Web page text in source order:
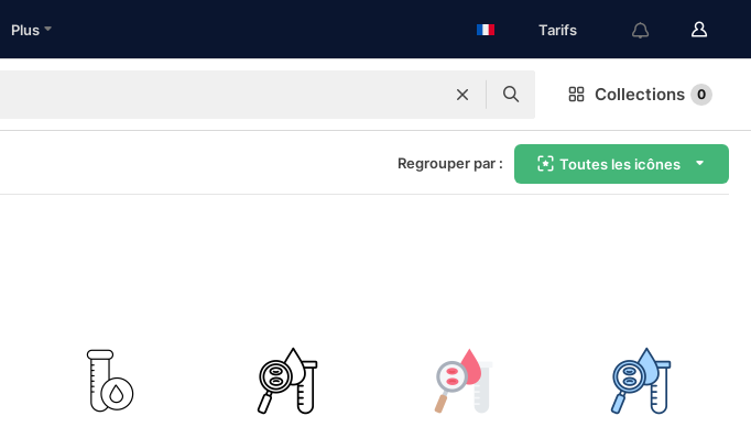
Plus Tarifs
Collections 0
Regrouper par : Toutes les icônes